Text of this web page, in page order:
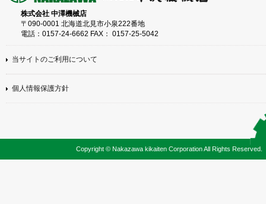
株式会社 中澤機械店
〒090-0001 北海道北見市小泉222番地
電話：0157-24-6662 FAX： 0157-25-5042
当サイトのご利用について
個人情報保護方針
Copyright © Nakazawa kikaiten Corporation All Rights Reserved.